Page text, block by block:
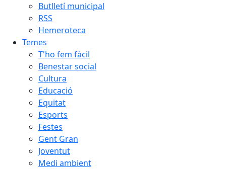
Butlletí municipal
RSS
Hemeroteca
Temes
T'ho fem fàcil
Benestar social
Cultura
Educació
Equitat
Esports
Festes
Gent Gran
Joventut
Medi ambient